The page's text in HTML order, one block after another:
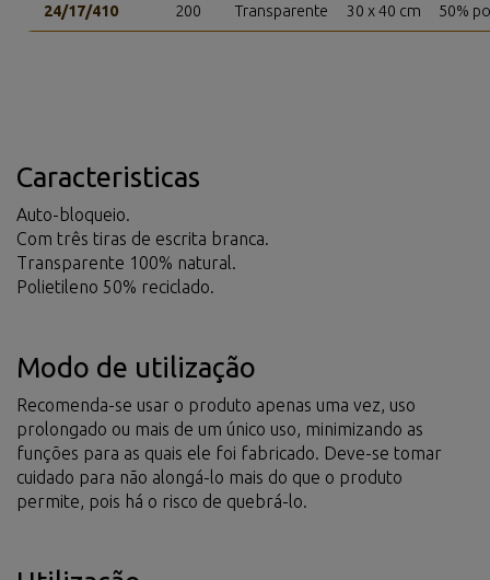
24/17/410 200 Transparente 30 x 40 cm 50%
Caracteristicas
Auto-bloqueio.
Com três tiras de escrita branca.
Transparente 100% natural.
Polietileno 50% reciclado.
Modo de utilização
Recomenda-se usar o produto apenas uma vez, uso
prolongado ou mais de um único uso, minimizando as
funções para as quais ele foi fabricado. Deve-se tomar
cuidado para não alongá-lo mais do que o produto
permite, pois há o risco de quebrá-lo.